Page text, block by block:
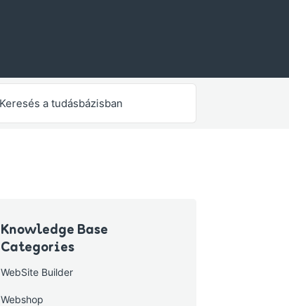
Knowledge Base
Categories
WebSite Builder
Webshop